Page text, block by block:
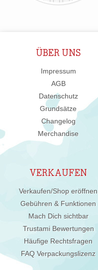
ÜBER UNS
Impressum
AGB
Datenschutz
Grundsätze
Changelog
Merchandise
VERKAUFEN
Verkaufen/Shop eröffnen
Gebühren & Funktionen
Mach Dich sichtbar
Trustami Bewertungen
Häufige Rechtsfragen
FAQ Verpackungslizenz